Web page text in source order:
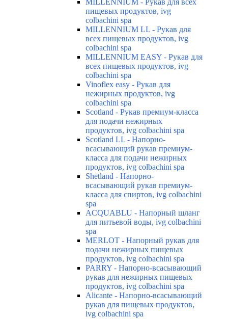
MILLENNIUM - Рукав для всех
пищевых продуктов, ivg
colbachini spa
MILLENNIUM LL - Рукав для
всех пищевых продуктов, ivg
colbachini spa
MILLENNIUM EASY - Рукав для
всех пищевых продуктов, ivg
colbachini spa
Vinoflex easy - Рукав для
нежирных продуктов, ivg
colbachini spa
Scotland - Рукав премиум-класса
для подачи нежирных
продуктов, ivg colbachini spa
Scotland LL - Напорно-
всасывающий рукав премиум-
класса для подачи нежирных
продуктов, ivg colbachini spa
Shetland - Напорно-
всасывающий рукав премиум-
класса для спиртов, ivg colbachini
spa
ACQUABLU - Напорный шланг
для питьевой воды, ivg colbachini
spa
MERLOT - Напорный рукав для
подачи нежирных пищевых
продуктов, ivg colbachini spa
PARRY - Напорно-всасывающий
рукав для нежирных пищевых
продуктов, ivg colbachini spa
Alicante - Напорно-всасывающий
рукав для пищевых продуктов,
ivg colbachini spa